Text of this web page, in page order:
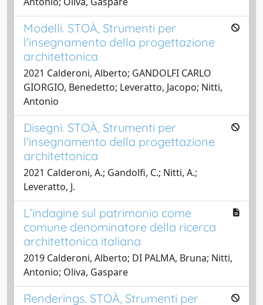
Modelli. STOÀ, Strumenti per
l'insegnamento della progettazione
architettonica
2021 Calderoni, Alberto; GANDOLFI CARLO
GIORGIO, Benedetto; Leveratto, Jacopo; Nitti,
Antonio
Disegni. STOÀ, Strumenti per
l'insegnamento della progettazione
architettonica
2021 Calderoni, A.; Gandolfi, C.; Nitti, A.;
Leveratto, J.
L’indagine sul patrimonio come
comune denominatore della ricerca
architettonica italiana
2019 Calderoni, Alberto; DI PALMA, Bruna; Nitti,
Antonio; Oliva, Gaspare
Renderings. STOÀ, Strumenti per